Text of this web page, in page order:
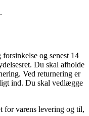
og senest 14
Du skal afholde
Ved returnering er
ind. Du skal vedlægge
for varens levering og til,